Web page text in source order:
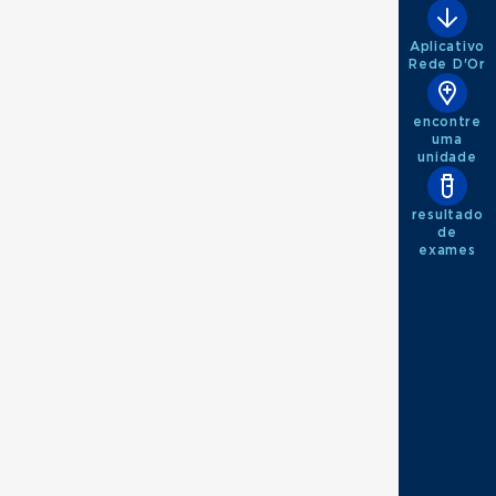
Aplicativo
Rede D'Or
encontre
uma
unidade
resultado
de
exames